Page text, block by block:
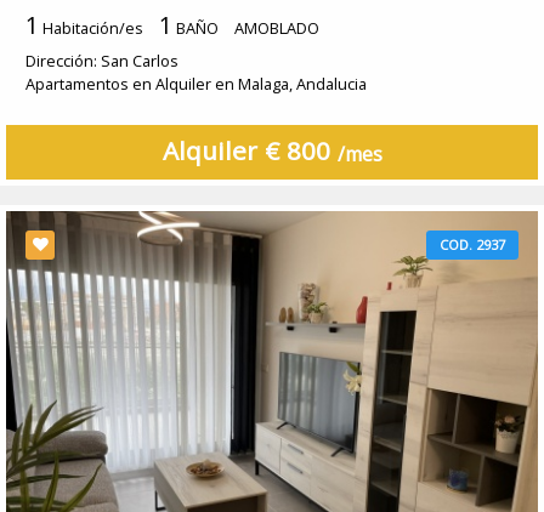
1 Habitación/es 1 BAÑO
AMOBLADO
Dirección: San Carlos
Apartamentos en Alquiler en Malaga, Andalucia
Alquiler € 800 /mes
COD. 2937